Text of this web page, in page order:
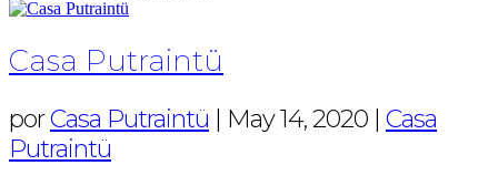
Casa Putraintü
porCasa Putraintü | May 14, 2020 | Casa
Putraintü